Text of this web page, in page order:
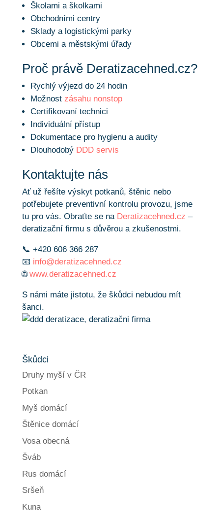
Školami a školkami
Obchodními centry
Sklady a logistickými parky
Obcemi a městskými úřady
Proč právě Deratizacehned.cz?
Rychlý výjezd do 24 hodin
Možnost zásahu nonstop
Certifikovaní technici
Individuální přístup
Dokumentace pro hygienu a audity
Dlouhodobý DDD servis
Kontaktujte nás
Ať už řešíte výskyt potkanů, štěnic nebo
potřebujete preventivní kontrolu provozu, jsme
tu pro vás. Obraťte se na Deratizacehned.cz –
deratizační firmu s důvěrou a zkušenostmi.
📞 +420 606 366 287
📧 info@deratizacehned.cz
🌐www.deratizacehned.cz
S námi máte jistotu, že škůdci nebudou mít
šanci.
Škůdci
Druhy myší v ČR
Potkan
Myš domácí
Štěnice domácí
Vosa obecná
Šváb
Rus domácí
Sršeň
Kuna